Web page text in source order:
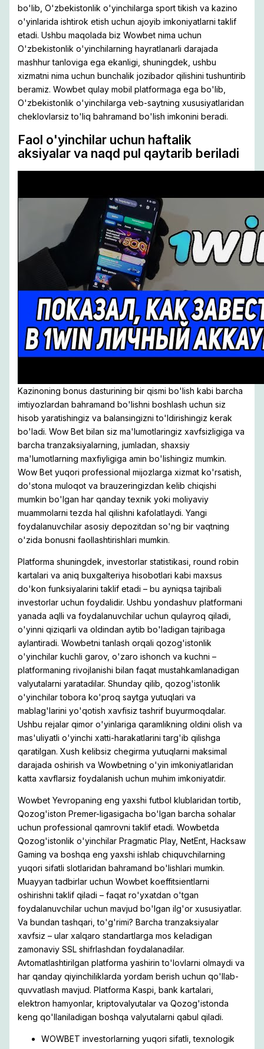
bo'lib, O'zbekistonlik o'yinchilarga sport tikish va kazino
o'yinlarida ishtirok etish uchun ajoyib imkoniyatlarni taklif
etadi. Ushbu maqolada biz Wowbet nima uchun
O'zbekistonlik o'yinchilarning hayratlanarli darajada
mashhur tanloviga ega ekanligi, shuningdek, ushbu
xizmatni nima uchun bunchalik jozibador qilishini tushuntirib
beramiz. Wowbet qulay mobil platformaga ega bo'lib,
O'zbekistonlik o'yinchilarga veb-saytning xususiyatlaridan
cheklovlarsiz to'liq bahramand bo'lish imkonini beradi.
Faol o'yinchilar uchun haftalik
aksiyalar va naqd pul qaytarib beriladi
Kazinoning bonus dasturining bir qismi bo'lish kabi barcha
imtiyozlardan bahramand bo'lishni boshlash uchun siz
hisob yaratishingiz va balansingizni to'ldirishingiz kerak
bo'ladi. Wow Bet bilan siz ma'lumotlaringiz xavfsizligiga va
barcha tranzaksiyalarning, jumladan, shaxsiy
ma'lumotlarning maxfiyligiga amin bo'lishingiz mumkin.
Wow Bet yuqori professional mijozlarga xizmat ko'rsatish,
do'stona muloqot va brauzeringizdan kelib chiqishi
mumkin bo'lgan har qanday texnik yoki moliyaviy
muammolarni tezda hal qilishni kafolatlaydi. Yangi
foydalanuvchilar asosiy depozitdan so'ng bir vaqtning
o'zida bonusni faollashtirishlari mumkin.
Platforma shuningdek, investorlar statistikasi, round robin
kartalari va aniq buxgalteriya hisobotlari kabi maxsus
do'kon funksiyalarini taklif etadi – bu ayniqsa tajribali
investorlar uchun foydalidir. Ushbu yondashuv platformani
yanada aqlli va foydalanuvchilar uchun qulayroq qiladi,
o'yinni qiziqarli va oldindan aytib bo'ladigan tajribaga
aylantiradi. Wowbetni tanlash orqali qozog'istonlik
o'yinchilar kuchli garov, o'zaro ishonch va kuchni –
platformaning rivojlanishi bilan faqat mustahkamlanadigan
valyutalarni yaratadilar. Shunday qilib, qozog'istonlik
o'yinchilar tobora ko'proq saytga yutuqlari va
mablag'larini yo'qotish xavfisiz tashrif buyurmoqdalar.
Ushbu rejalar qimor o'yinlariga qaramlikning oldini olish va
mas'uliyatli o'yinchi xatti-harakatlarini targ'ib qilishga
qaratilgan. Xush kelibsiz chegirma yutuqlarni maksimal
darajada oshirish va Wowbetning o'yin imkoniyatlaridan
katta xavflarsiz foydalanish uchun muhim imkoniyatdir.
Wowbet Yevropaning eng yaxshi futbol klublaridan tortib,
Qozog'iston Premer-ligasigacha bo'lgan barcha sohalar
uchun professional qamrovni taklif etadi. Wowbetda
Qozog'istonlik o'yinchilar Pragmatic Play, NetEnt, Hacksaw
Gaming va boshqa eng yaxshi ishlab chiquvchilarning
yuqori sifatli slotlaridan bahramand bo'lishlari mumkin.
Muayyan tadbirlar uchun Wowbet koeffitsientlarni
oshirishni taklif qiladi – faqat ro'yxatdan o'tgan
foydalanuvchilar uchun mavjud bo'lgan ilg'or xususiyatlar.
Va bundan tashqari, to'g'rimi? Barcha tranzaksiyalar
xavfsiz – ular xalqaro standartlarga mos keladigan
zamonaviy SSL shifrlashdan foydalanadilar.
Avtomatlashtirilgan platforma yashirin to'lovlarni olmaydi va
har qanday qiyinchiliklarda yordam berish uchun qo'llab-
quvvatlash mavjud. Platforma Kaspi, bank kartalari,
elektron hamyonlar, kriptovalyutalar va Qozog'istonda
keng qo'llaniladigan boshqa valyutalarni qabul qiladi.
WOWBET investorlarning yuqori sifatli, texnologik